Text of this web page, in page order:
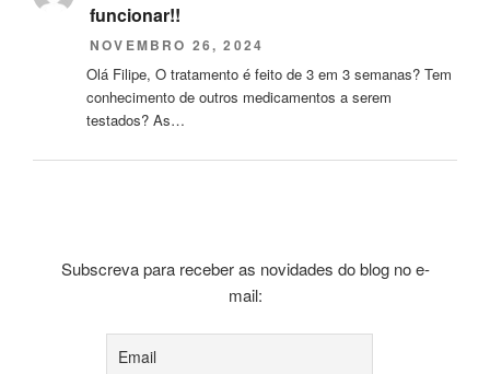
funcionar!!
NOVEMBRO 26, 2024
Olá Filipe, O tratamento é feito de 3 em 3 semanas? Tem
conhecimento de outros medicamentos a serem
testados? As…
Subscreva para receber as novidades do blog no e-
mail: